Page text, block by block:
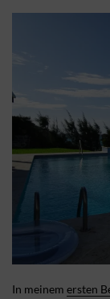
In meinem ersten